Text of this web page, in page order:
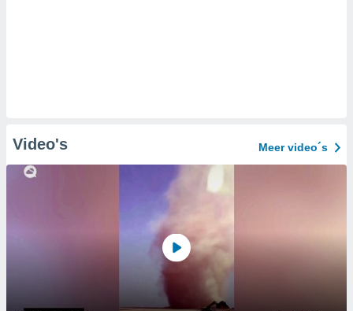
Video's Meer video´s